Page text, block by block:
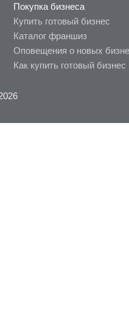
Покупка бизнеса
Купить готовый бизнес
Каталог франшиз
Оповещения о новых
Как купить готовый бизнес